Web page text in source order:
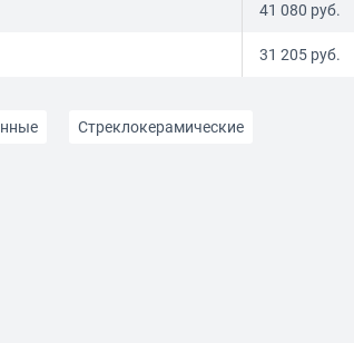
41 080 руб.
31 205 руб.
Стреклокерамические